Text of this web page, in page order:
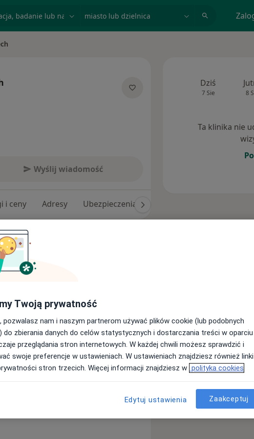
Wyślij wiadomość
i ceny Adresy Ubezpieczenia
Medycznego w Lublinie.
Ortopedii i Traumatologii SPSK4
państwowym i uzyskaniem
ruchu. Aktualnie kontynuuję
asystenta. W 2021 roku, po
obronie rozprawy doktorskiej
i nauk o zdrowiu.
i Traumatologicznego,
Federacji Towarzystw
diagnostyką i
o charakterze przewlekłym
uszkodzenia więzadeł, ścięgien,
znajduje się chirurgia
Dziś
7 Sie 8
Ta klinika nie
Twoją prywatność
pozwalasz nam i naszym partnerom używać plików cookie (lub podobnych
do zbierania danych do celów statystycznych i dostarczania treści w
przeglądania stron internetowych. W każdej chwili możesz sprawdzić i
swoje preferencje w ustawieniach. W ustawieniach znajdziesz również linki
stron trzecich. Więcej informacji znajdziesz w polityka cookies
Edytuj ustawienia Zaakceptuj